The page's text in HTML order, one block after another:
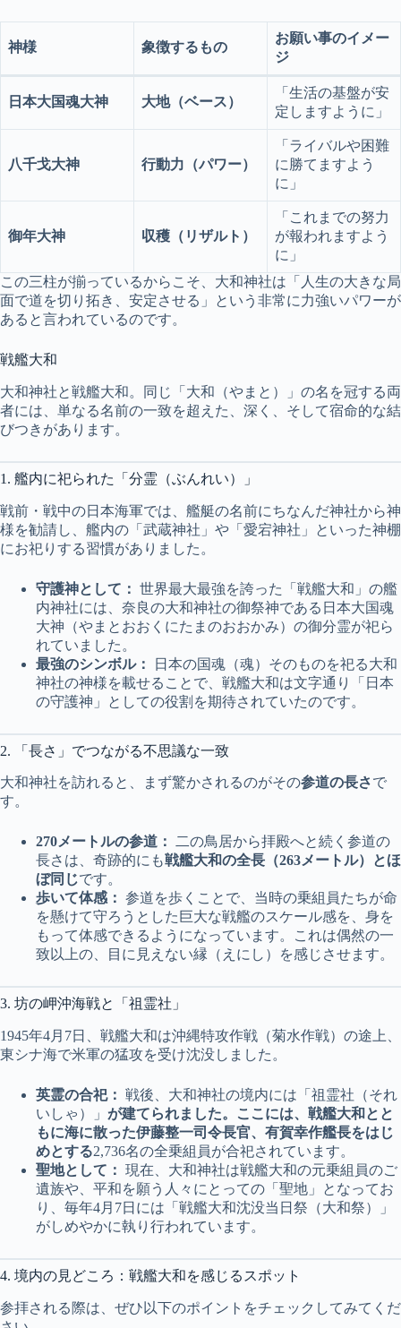
神様 象徴するもの
お願い事のイメー
ジ
日本大国魂大神 大地（ベース）
「生活の基盤が安
定しますように」
八千戈大神 行動力（パワー）
「ライバルや困難
に勝てますよう
に」
御年大神 収穫（リザルト）
「これまでの努力
が報われますよう
に」
この三柱が揃っているからこそ、大和神社は「人生の大きな局
面で道を切り拓き、安定させる」という非常に力強いパワーが
あると言われているのです。
戦艦大和
大和神社と戦艦大和。同じ「大和（やまと）」の名を冠する両
者には、単なる名前の一致を超えた、深く、そして宿命的な結
びつきがあります。
1. 艦内に祀られた「分霊（ぶんれい）」
戦前・戦中の日本海軍では、艦艇の名前にちなんだ神社から神
様を勧請し、艦内の「武蔵神社」や「愛宕神社」といった神棚
にお祀りする習慣がありました。
守護神として： 世界最大最強を誇った「戦艦大和」の艦
内神社には、奈良の大和神社の御祭神である日本大国魂
大神（やまとおおくにたまのおおかみ）の御分霊が祀ら
れていました。
最強のシンボル：
日本の国魂（魂）そのものを祀る大和
神社の神様を載せることで、戦艦大和は文字通り「日本
の守護神」としての役割を期待されていたのです。
2. 「長さ」でつながる不思議な一致
大和神社を訪れると、まず驚かされるのがその参道の長さで
す。
270メートルの参道：
二の鳥居から拝殿へと続く参道の
長さは、奇跡的にも戦艦大和の全長（263メートル）とほ
ぼ同じです。
歩いて体感： 参道を歩くことで、当時の乗組員たちが命
を懸けて守ろうとした巨大な戦艦のスケール感を、身を
もって体感できるようになっています。これは偶然の一
致以上の、目に見えない縁（えにし）を感じさせます。
3. 坊の岬沖海戦と「祖霊社」
1945年4月7日、戦艦大和は沖縄特攻作戦（菊水作戦）の途上、
東シナ海で米軍の猛攻を受け沈没しました。
英霊の合祀： 戦後、大和神社の境内には「祖霊社（それ
いしゃ）」 が建てられました。ここには、戦艦大和とと
もに海に散った伊藤整一司令長官、有賀幸作艦長をはじ
めとする2,736名の全乗組員が合祀されています。
聖地として： 現在、大和神社は戦艦大和の元乗組員のご
遺族や、平和を願う人々にとっての「聖地」となってお
り、毎年4月7日には「戦艦大和沈没当日祭（大和祭）」
がしめやかに執り行われています。
4. 境内の見どころ：戦艦大和を感じるスポット
参拝される際は、ぜひ以下のポイントをチェックしてみてくだ